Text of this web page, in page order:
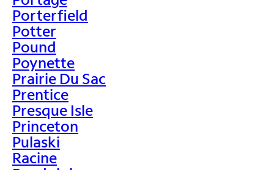
Porterfield
Potter
Pound
Poynette
Prairie Du Sac
Prentice
Presque Isle
Princeton
Pulaski
Racine